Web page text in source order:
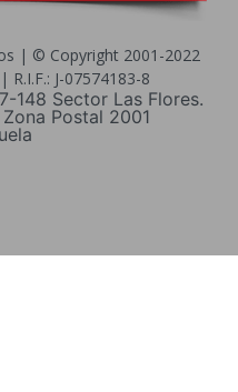
| © Copyright 2001-2022
J-07574183-8
148 Sector Las Flores.
Postal 2001